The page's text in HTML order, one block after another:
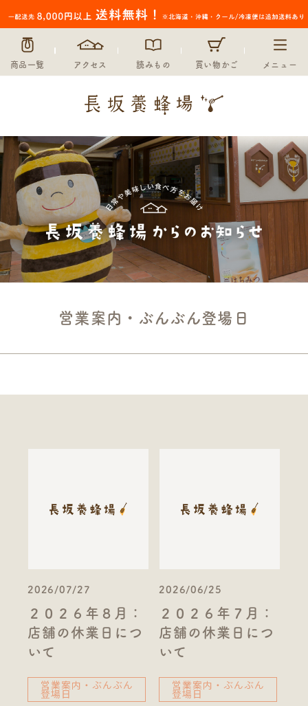
商品一覧 アクセス 読みもの 買い物かご メニュー
営業案内・ぶんぶん登場日
2026/07/27
２０２６年８月：
店舗の休業日につ
いて
営業案内・ぶんぶん
登場日
2026/06/25
２０２６年７月：
店舗の休業日につ
いて
営業案内・ぶんぶん
登場日